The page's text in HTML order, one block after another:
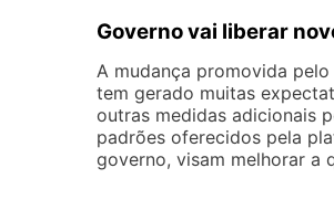
Governo vai liberar
A mudança promovida
tem gerado muitas
outras medidas adicionais
padrões oferecidos pela
governo, visam melhorar a